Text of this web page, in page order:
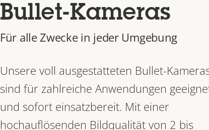
Bullet-Kameras
Für alle Zwecke in jeder Umgebung
Unsere voll ausgestatteten Bullet-
sind für zahlreiche Anwendungen
und sofort einsatzbereit. Mit einer
hochauflösenden Bildqualität von 2 bis